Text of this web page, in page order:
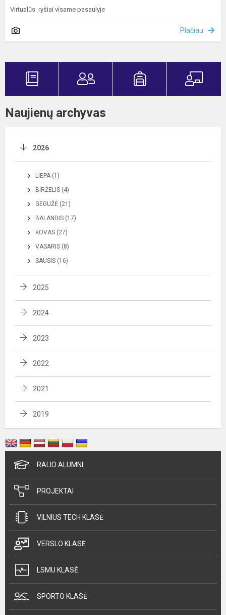
Virtualūs ryšiai visame pasaulyje
Plačiau
Naujienų archyvas
2026
LIEPA (1)
BIRŽELIS (4)
GEGUŽĖ (21)
BALANDIS (17)
KOVAS (27)
VASARIS (8)
SAUSIS (16)
2025
2024
2023
2022
2021
2019
RALIO ALUMNI
PROJEKTAI
VILNIUS TECH KLASĖ
VERSLO KLASĖ
LSMU KLASĖ
SPORTO KLASĖ